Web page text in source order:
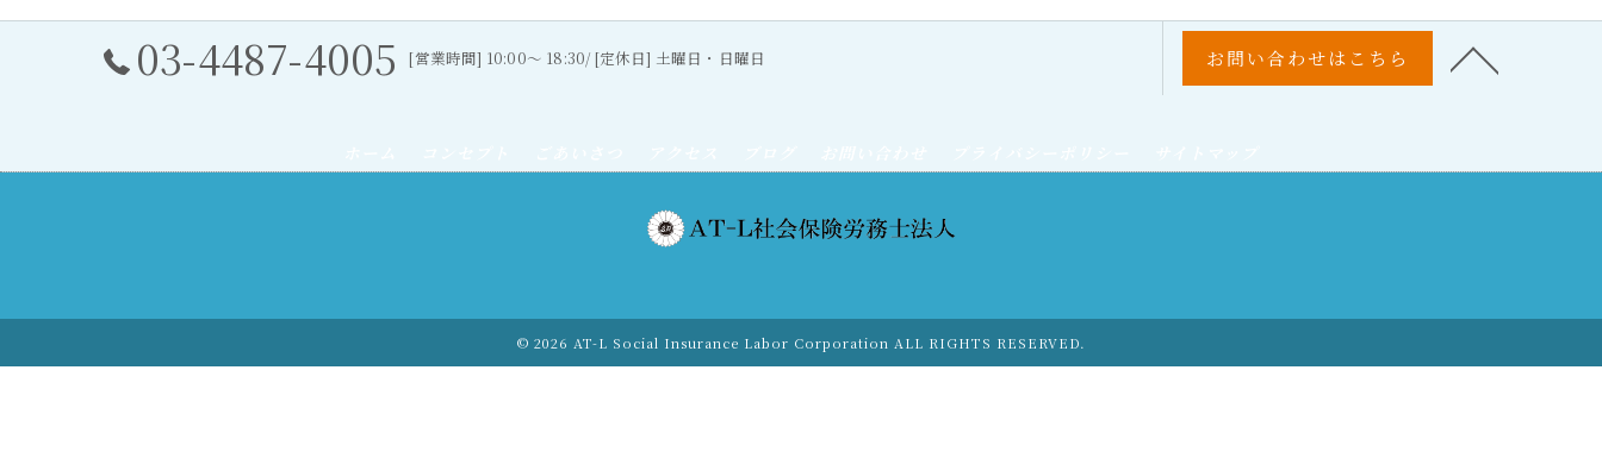
03-4487-4005 [営業時間] 10:00〜 18:30/ [定休日] 土曜日・日曜日 お問い合わせはこちら
© 2026 AT-L Social Insurance Labor Corporation ALL RIGHTS RESERVED.